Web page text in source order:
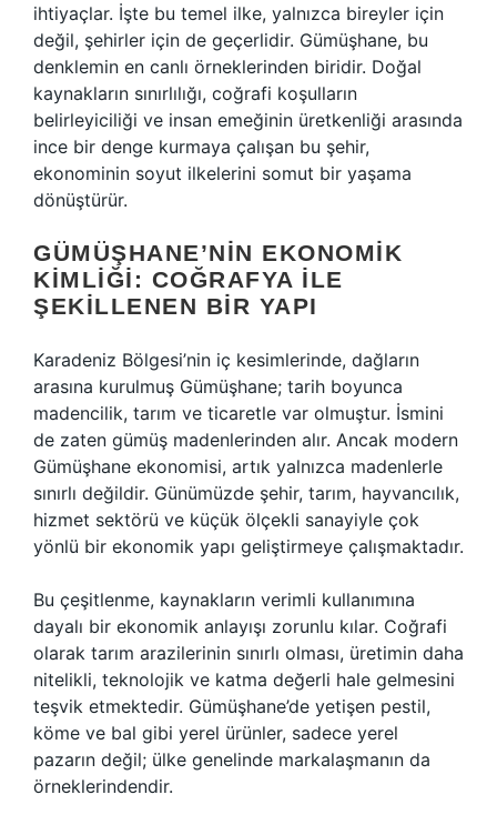
ihtiyaçlar. İşte bu temel ilke, yalnızca bireyler için
değil, şehirler için de geçerlidir. Gümüşhane, bu
denklemin en canlı örneklerinden biridir. Doğal
kaynakların sınırlılığı, coğrafi koşulların
belirleyiciliği ve insan emeğinin üretkenliği arasında
ince bir denge kurmaya çalışan bu şehir,
ekonominin soyut ilkelerini somut bir yaşama
dönüştürür.
GÜMÜŞHANE’NIN EKONOMIK
KIMLIĞI: COĞRAFYA ILE
ŞEKILLENEN BIR YAPI
Karadeniz Bölgesi’nin iç kesimlerinde, dağların
arasına kurulmuş Gümüşhane; tarih boyunca
madencilik, tarım ve ticaretle var olmuştur. İsmini
de zaten gümüş madenlerinden alır. Ancak modern
Gümüşhane ekonomisi, artık yalnızca madenlerle
sınırlı değildir. Günümüzde şehir, tarım, hayvancılık,
hizmet sektörü ve küçük ölçekli sanayiyle çok
yönlü bir ekonomik yapı geliştirmeye çalışmaktadır.
Bu çeşitlenme, kaynakların verimli kullanımına
dayalı bir ekonomik anlayışı zorunlu kılar. Coğrafi
olarak tarım arazilerinin sınırlı olması, üretimin daha
nitelikli, teknolojik ve katma değerli hale gelmesini
teşvik etmektedir. Gümüşhane’de yetişen pestil,
köme ve bal gibi yerel ürünler, sadece yerel
pazarın değil; ülke genelinde markalaşmanın da
örneklerindendir.